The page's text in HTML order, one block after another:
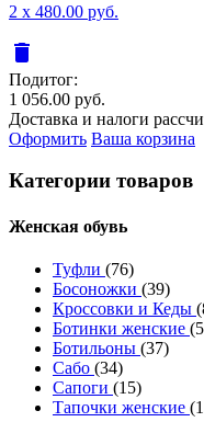
2 x 480.00 руб.
delete
Подитог:
1 056.00 руб.
Доставка и налоги
Оформить Ваша корзина
Категории товаров
Женcкая обувь
Туфли (76)
Босоножки (39)
Кроссовки и Кеды
Ботинки женские
Ботильоны (37)
Сабо (34)
Сапоги (15)
Тапочки женские